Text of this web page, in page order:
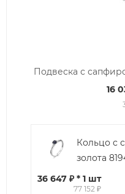
Подвеска с
16
Кольцо с
золота
36 647 ₽ * 1 шт
77 152 ₽